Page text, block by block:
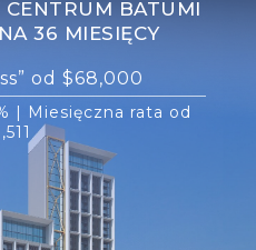
| Miesięczna rata od
od $68,000
BATUMI
36 MIESIĘCY